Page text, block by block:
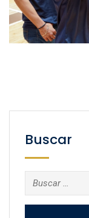
Buscar
Buscar: